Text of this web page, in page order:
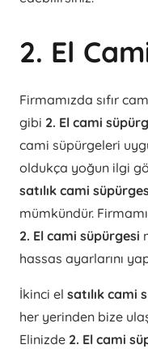
2. El
Firmamızda sıfır
gibi 2. El cami
cami süpürgeleri
oldukça yoğun ilgi
satılık cami
mümkündür.
2. El cami süpürgesi
hassas ayarlarını
İkinci el satılık cami
her yerinden bize
Elinizde 2. El cami